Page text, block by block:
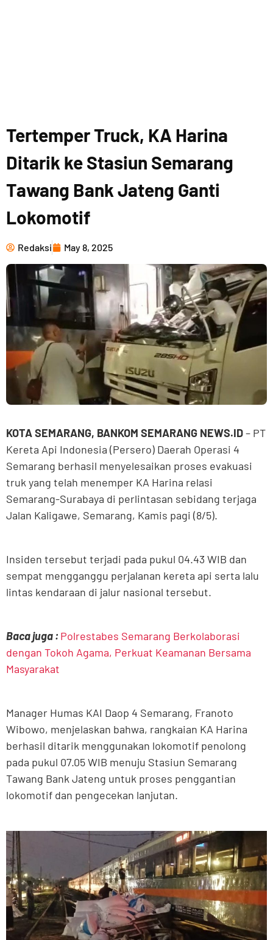
Tertemper Truck, KA Harina
Ditarik ke Stasiun Semarang
Tawang Bank Jateng Ganti
Lokomotif
Redaksi May 8, 2025
KOTA SEMARANG, BANKOM SEMARANG NEWS.ID– PT
Kereta Api Indonesia (Persero) Daerah Operasi 4
Semarang berhasil menyelesaikan proses evakuasi
truk yang telah menemper KA Harina relasi
Semarang-Surabaya di perlintasan sebidang terjaga
Jalan Kaligawe, Semarang, Kamis pagi (8/5).
Insiden tersebut terjadi pada pukul 04.43 WIB dan
sempat mengganggu perjalanan kereta api serta lalu
lintas kendaraan di jalur nasional tersebut.
Baca juga : Polrestabes Semarang Berkolaborasi
dengan Tokoh Agama, Perkuat Keamanan Bersama
Masyarakat
Manager Humas KAI Daop 4 Semarang, Franoto
Wibowo, menjelaskan bahwa, rangkaian KA Harina
berhasil ditarik menggunakan lokomotif penolong
pada pukul 07.05 WIB menuju Stasiun Semarang
Tawang Bank Jateng untuk proses penggantian
lokomotif dan pengecekan lanjutan.